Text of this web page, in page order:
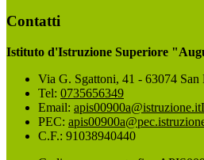
Contatti
Istituto d'Istruzione Superiore
Via G. Sgattoni, 41 - 63074
Tel: 0735656349
Email: apis00900a@istruzione.it
PEC:
C.F.: 91038940440